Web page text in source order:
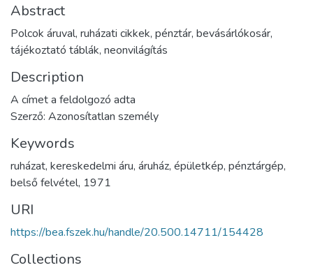
Abstract
Polcok áruval, ruházati cikkek, pénztár, bevásárlókosár,
tájékoztató táblák, neonvilágítás
Description
A címet a feldolgozó adta
Szerző: Azonosítatlan személy
Keywords
ruházat, kereskedelmi áru, áruház, épületkép, pénztárgép,
belső felvétel, 1971
URI
https://bea.fszek.hu/handle/20.500.14711/154428
Collections